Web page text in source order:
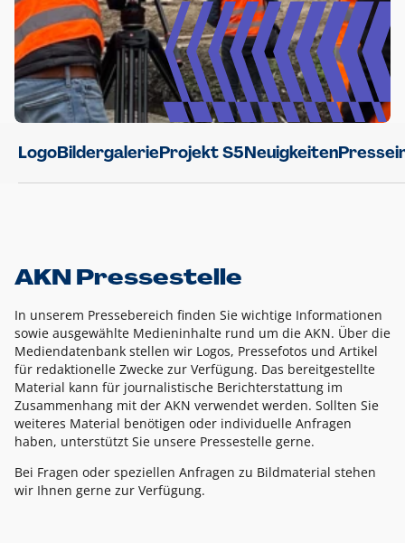
LogoBildergalerieProjekt S5Neuigkeiten
AKN Pressestelle
In unserem Pressebereich finden Sie wichtige Informationen
sowie ausgewählte Medieninhalte rund um die AKN. Über die
Mediendatenbank stellen wir Logos, Pressefotos und Artikel
für redaktionelle Zwecke zur Verfügung. Das bereitgestellte
Material kann für journalistische Berichterstattung im
Zusammenhang mit der AKN verwendet werden. Sollten Sie
weiteres Material benötigen oder individuelle Anfragen
haben, unterstützt Sie unsere Pressestelle gerne.
Bei Fragen oder speziellen Anfragen zu Bildmaterial stehen
wir Ihnen gerne zur Verfügung.